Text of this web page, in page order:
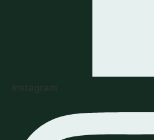
Instagram